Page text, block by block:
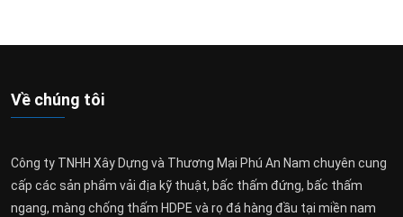
Về chúng tôi
Công ty TNHH Xây Dựng và Thương Mại Phú An Nam chuyên cung
cấp các sản phẩm vải địa kỹ thuật, bấc thấm đứng, bấc thấm
ngang, màng chống thấm HDPE và rọ đá hàng đầu tại miền nam